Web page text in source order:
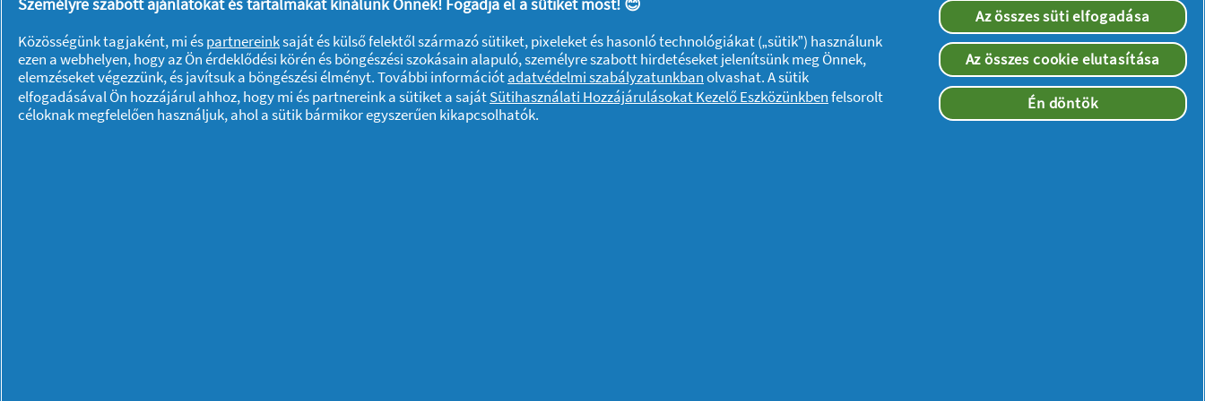
azonban a baktériumok is imádnak a takaró alá befészkelni. Jobb ezért, ha
semmivel nem fedjük le az ágyneműnket, és a paplant azágy végére lógatva
napközben kiterítjük!
Használjunkmatracvédő huzatot! A matraccal ellentétben ez kimosható, és
Személyre szabott ajánlatokat és tartalmakat kínálunk Önnek! Fogadja el a sütiket most! 😊
Közösségünk tagjaként, mi éspartnereinksaját és külső felektől származó sütiket, pixeleket és hasonló technológiákat („sütik”) használunk
ezen a webhelyen, hogy az Ön érdeklődési körén és böngészési szokásain alapuló, személyre szabott hirdetéseket jelenítsünk meg Önnek,
elemzéseket végezzünk, és javítsuk a böngészési élményt. További információtadatvédelmi szabályzatunkbanolvashat. A sütik
elfogadásával Ön hozzájárul ahhoz, hogy mi és partnereink a sütiket a sajátSütihasználati Hozzájárulásokat Kezelő Eszközünkbenfelsorolt
céloknak megfelelően használjuk, ahol a sütik bármikor egyszerűen kikapcsolhatók.
Az összes süti elfogadása
Az összes cookie elutasítása
Én döntök